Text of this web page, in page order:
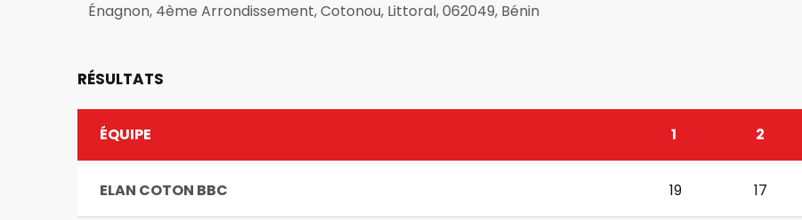
Énagnon, 4ème Arrondissement, Cotonou, Littoral, 062049, Bénin
RÉSULTATS
ÉQUIPE 1 2
ELAN COTON BBC 19 17